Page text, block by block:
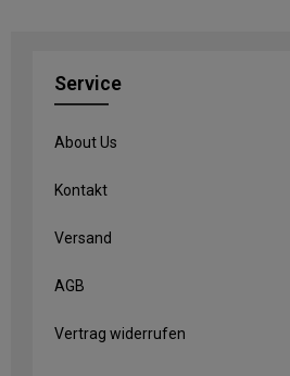
Service
About Us
Kontakt
Versand
AGB
Vertrag widerrufen